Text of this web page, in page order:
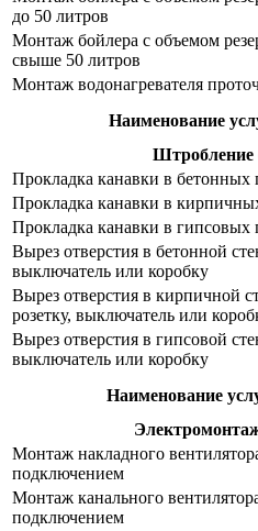
до 50 литров
Монтаж бойлера с объемом
свыше 50 литров
Монтаж водонагревателя
Наименование
Штробление
Прокладка канавки в бетонных
Прокладка канавки в
Прокладка канавки в гипсовых
Вырез отверстия в бетонной
выключатель или коробку
Вырез отверстия в кирпичной
розетку, выключатель или
Вырез отверстия в гипсовой
выключатель или коробку
Наименование
Монтаж накладного
подключением
Монтаж канального
подключением